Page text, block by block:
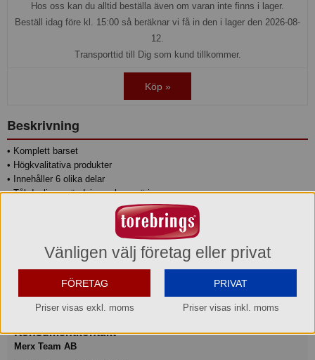
Hos oss kan du alltid beställa även om varan inte finns i lager.
Beställ idag före kl. 15:00 så beräknar vi få in den i lager den 2026-08-
12.
Transporttid till Dig som kund tillkommer.
Köp »
Beskrivning
• Komplett barset
• Högkvalitativa produkter
• Innehåller 6 olika delar
• Tål daglig användning och rengöring
• Rostfritt 18/8 stål och gummiträ
Produktinformation
Varumärke
Exxent
Konsumentkontakt
Merx Team AB
Vänligen välj företag eller privat
FÖRETAG
Priser visas exkl. moms
PRIVAT
Priser visas inkl. moms